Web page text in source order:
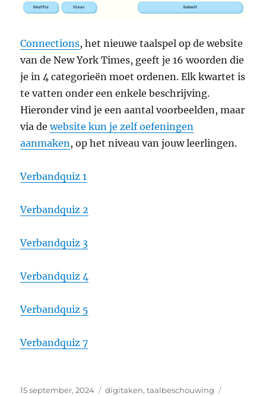
Connections, het nieuwe taalspel op de website
van de New York Times, geeft je 16 woorden die
je in 4 categorieën moet ordenen. Elk kwartet is
te vatten onder een enkele beschrijving.
Hieronder vind je een aantal voorbeelden, maar
via dewebsite kun je zelf oefeningen
aanmaken , op het niveau van jouw leerlingen.
Verbandquiz 1
Verbandquiz 2
Verbandquiz 3
Verbandquiz 4
Verbandquiz 5
Verbandquiz 7
Geplaatst
15 september, 2024 Categorieën
digitaken,taalbeschouwing